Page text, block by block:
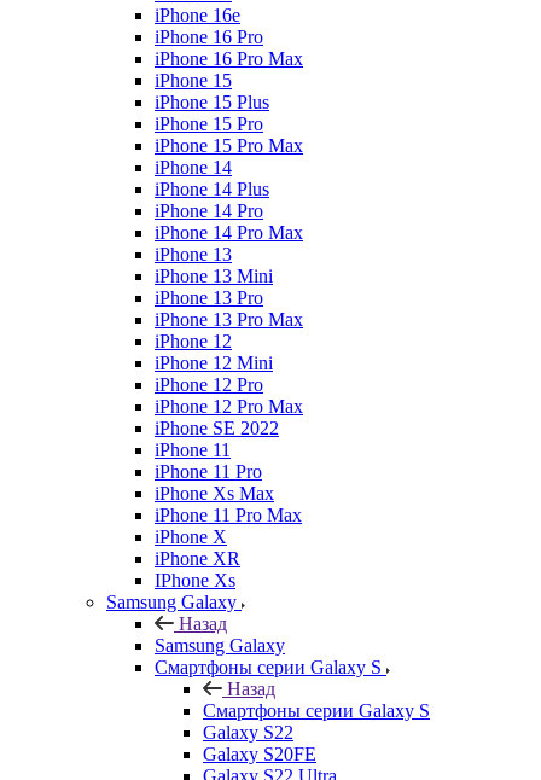
iPhone 16e
iPhone 16 Pro
iPhone 16 Pro Max
iPhone 15
iPhone 15 Plus
iPhone 15 Pro
iPhone 15 Pro Max
iPhone 14
iPhone 14 Plus
iPhone 14 Pro
iPhone 14 Pro Max
iPhone 13
iPhone 13 Mini
iPhone 13 Pro
iPhone 13 Pro Max
iPhone 12
iPhone 12 Mini
iPhone 12 Pro
iPhone 12 Pro Max
iPhone SE 2022
iPhone 11
iPhone 11 Pro
iPhone Xs Max
iPhone 11 Pro Max
iPhone X
iPhone XR
IPhone Xs
Samsung Galaxy
Назад
Samsung Galaxy
Смартфоны серии Galaxy S
Назад
Смартфоны серии Galaxy S
Galaxy S22
Galaxy S20FE
Galaxy S22 Ultra